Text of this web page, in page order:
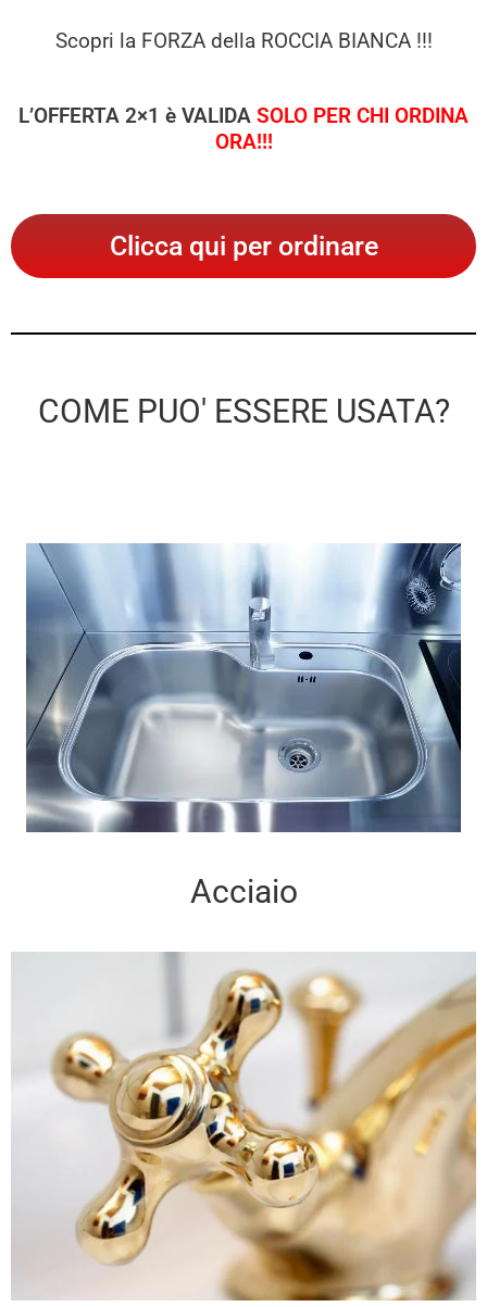
Scopri la FORZA della ROCCIA BIANCA !!!
L’OFFERTA 2×1 è VALIDA SOLO PER CHI ORDINA
ORA!!!
Clicca qui per ordinare
COME PUO' ESSERE USATA?
Acciaio